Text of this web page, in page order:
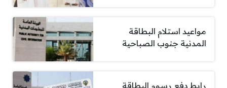
مواعيد استلام البطاقة
المدنية جنوب الصباحية
رابط دفع رسوم البطاقة